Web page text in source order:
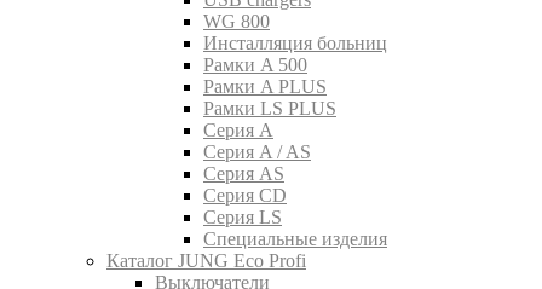
WG 800
Инсталляция больниц
Рамки A 500
Рамки A PLUS
Рамки LS PLUS
Серия A
Серия A / AS
Серия AS
Серия CD
Серия LS
Специальные изделия
Каталог JUNG Eco Profi
Выключатели